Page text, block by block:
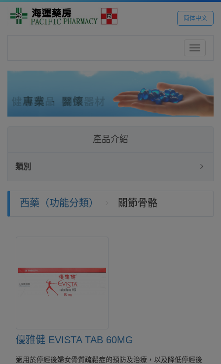
简体中文
Toggle
產品介紹
類別
西藥（功能分類） 關節骨骼
優雅健 EVISTA TAB 60MG
適用於停經後婦女骨質疏鬆症的預防及治療，以及降低停經後